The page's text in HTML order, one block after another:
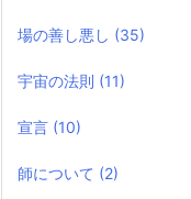
場の善し悪し (35)
宇宙の法則 (11)
宣言 (10)
師について (2)